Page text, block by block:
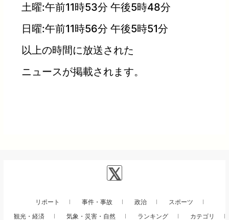
土曜:午前11時53分 午後5時48分
日曜:午前11時56分 午後5時51分
以上の時間に放送された
ニュースが掲載されます。
リポート 事件・事故 政治
スポーツ
観光・経済
気象・災害・自然 ランキング カテゴリ